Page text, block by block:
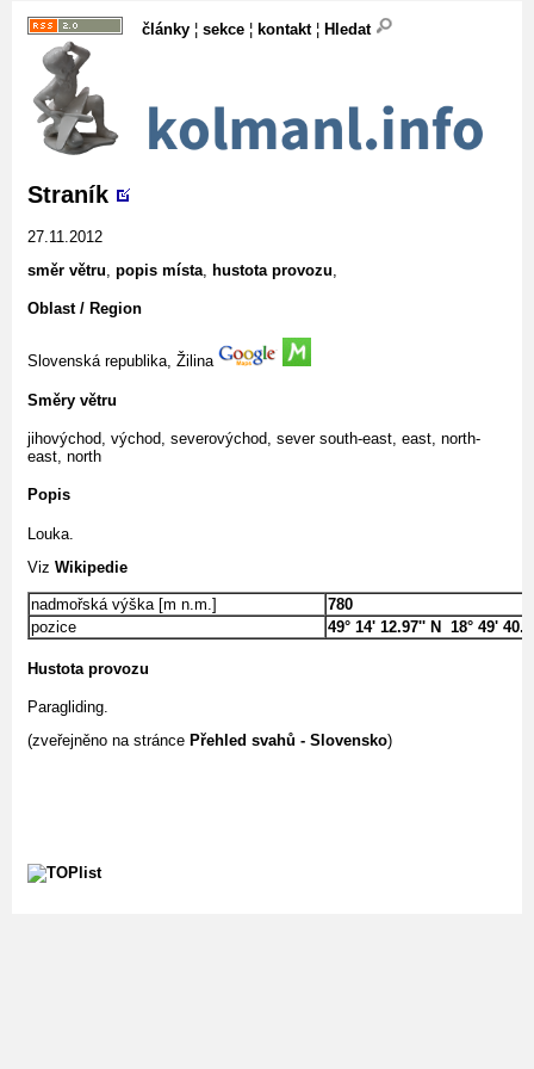
články ¦ sekce ¦ kontakt¦ Hledat
Straník
27.11.2012
směr větru popis místa hustota provozu
Oblast / Region
Slovenská republika, Žilina
Směry větru
jihovýchod, východ, severovýchod, sever south-east, east, north-
east, north
Popis
Louka.
Viz Wikipedie
nadmořská výška [m n.m.]
780
pozice
49° 14' 12.97'' N 18° 49'
Hustota provozu
Paragliding.
(zveřejněno na stránce Přehled svahů - Slovensko)